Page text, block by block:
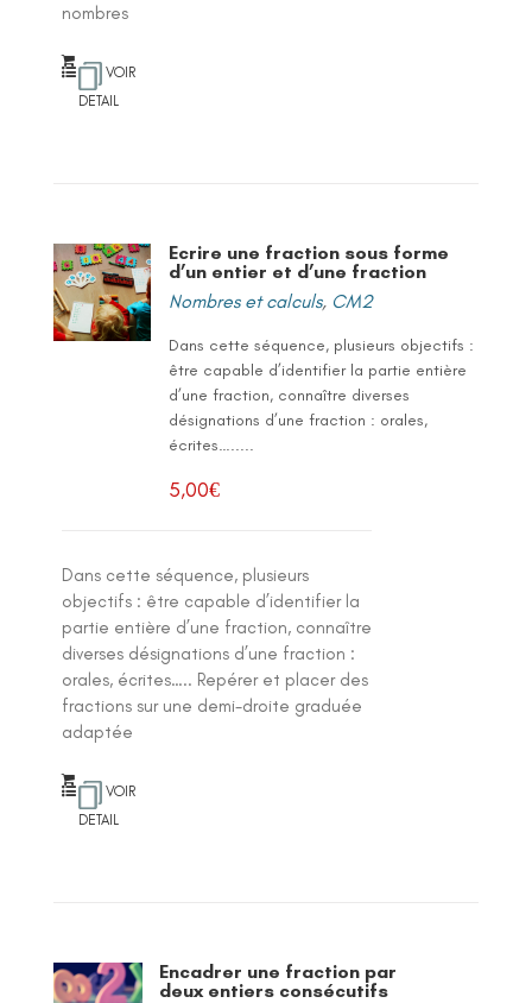
nombres
VOIR
DETAIL
Ecrire une fraction sous forme
d’un entier et d’une fraction
Nombres et calculs, CM2
Dans cette séquence, plusieurs objectifs :
être capable d’identifier la partie entière
d’une fraction, connaître diverses
désignations d’une fraction : orales,
écrites….....
5,00€
Dans cette séquence, plusieurs
objectifs : être capable d’identifier la
partie entière d’une fraction, connaître
diverses désignations d’une fraction :
orales, écrites….. Repérer et placer des
fractions sur une demi-droite graduée
adaptée
VOIR
DETAIL
Encadrer une fraction par
deux entiers consécutifs